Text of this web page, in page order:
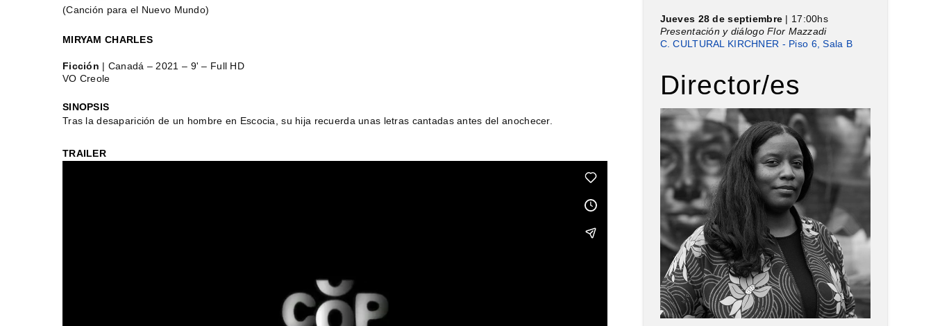
(Canción para el Nuevo Mundo)
MIRYAM CHARLES
Ficción | Canadá – 2021 – 9' – Full HD
VO Creole
SINOPSIS
Tras la desaparición de un hombre en Escocia, su hija recuerda unas letras cantadas antes del anochecer.
TRAILER
Jueves 28 de septiembre | 17:00hs
Presentación y diálogo Flor Mazzadi
C. CULTURAL KIRCHNER - Piso 6, Sala B
Director/es